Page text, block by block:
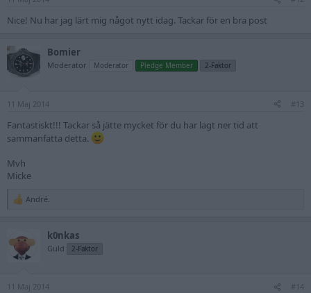
Nice! Nu har jag lärt mig något nytt idag. Tackar för en bra post
Bomier
Moderator Moderator Pledge Member 2-Faktor
11 Maj 2014 #13
Fantastiskt!!! Tackar så jätte mycket för du har lagt ner tid att
sammanfatta detta.
Mvh
Micke
R
t
i
s
André.
k0nkas
Guld 2-Faktor
11 Maj 2014 #14